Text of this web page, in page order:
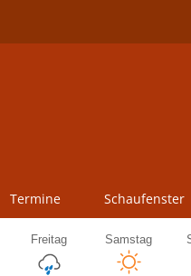
Termine Schaufenster